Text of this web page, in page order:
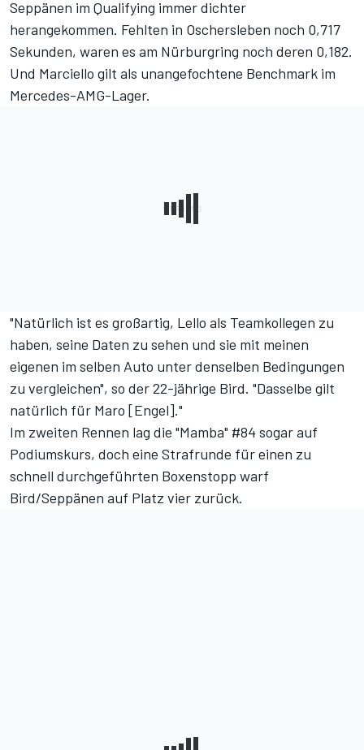
Seppänen im Qualifying immer dichter
herangekommen. Fehlten in Oschersleben noch 0,717
Sekunden, waren es am Nürburgring noch deren 0,182.
Und Marciello gilt als unangefochtene Benchmark im
Mercedes-AMG-Lager.
"Natürlich ist es großartig, Lello als Teamkollegen zu
haben, seine Daten zu sehen und sie mit meinen
eigenen im selben Auto unter denselben Bedingungen
zu vergleichen", so der 22-jährige Bird. "Dasselbe gilt
natürlich für Maro [Engel]."
Im zweiten Rennen lag die "Mamba" #84 sogar auf
Podiumskurs, doch eine Strafrunde für einen zu
schnell durchgeführten Boxenstopp warf
Bird/Seppänen auf Platz vier zurück.